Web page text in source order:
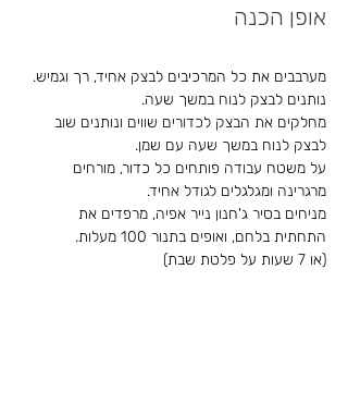
אופן הכנה
מערבבים את כל המרכיבים לבצק אחיד, רך וגמיש.
נותנים לבצק לנוח במשך שעה.
מחלקים את הבצק לכדורים שווים ונותנים שוב
לבצק לנוח במשך שעה עם שמן.
על משטח עבודה פותחים כל כדור, מורחים
מרגרינה ומגלגלים לגודל אחיד.
מניחים בסיר ג'חנון נייר אפיה, מרפדים את
התחתית בלחם, ואופים בתנור 100 מעלות.
(או 7 שעות על פלטת שבת)